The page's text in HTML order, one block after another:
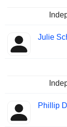
Julie
Phillip